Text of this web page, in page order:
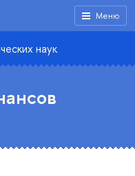
Меню
наук